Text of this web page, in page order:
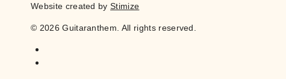
Website created byStimize
© 2026 Guitaranthem. All rights reserved.